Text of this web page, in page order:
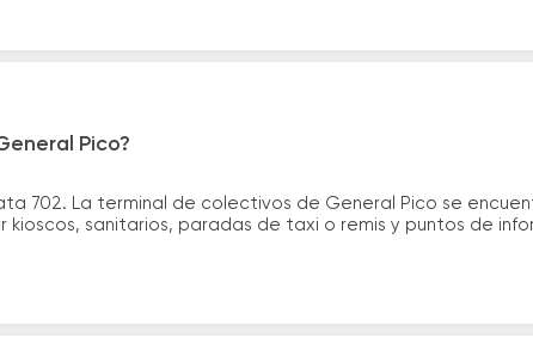
Pico?
702. La terminal de colectivos de General Pico se
kioscos, sanitarios, paradas de taxi o remis y puntos de